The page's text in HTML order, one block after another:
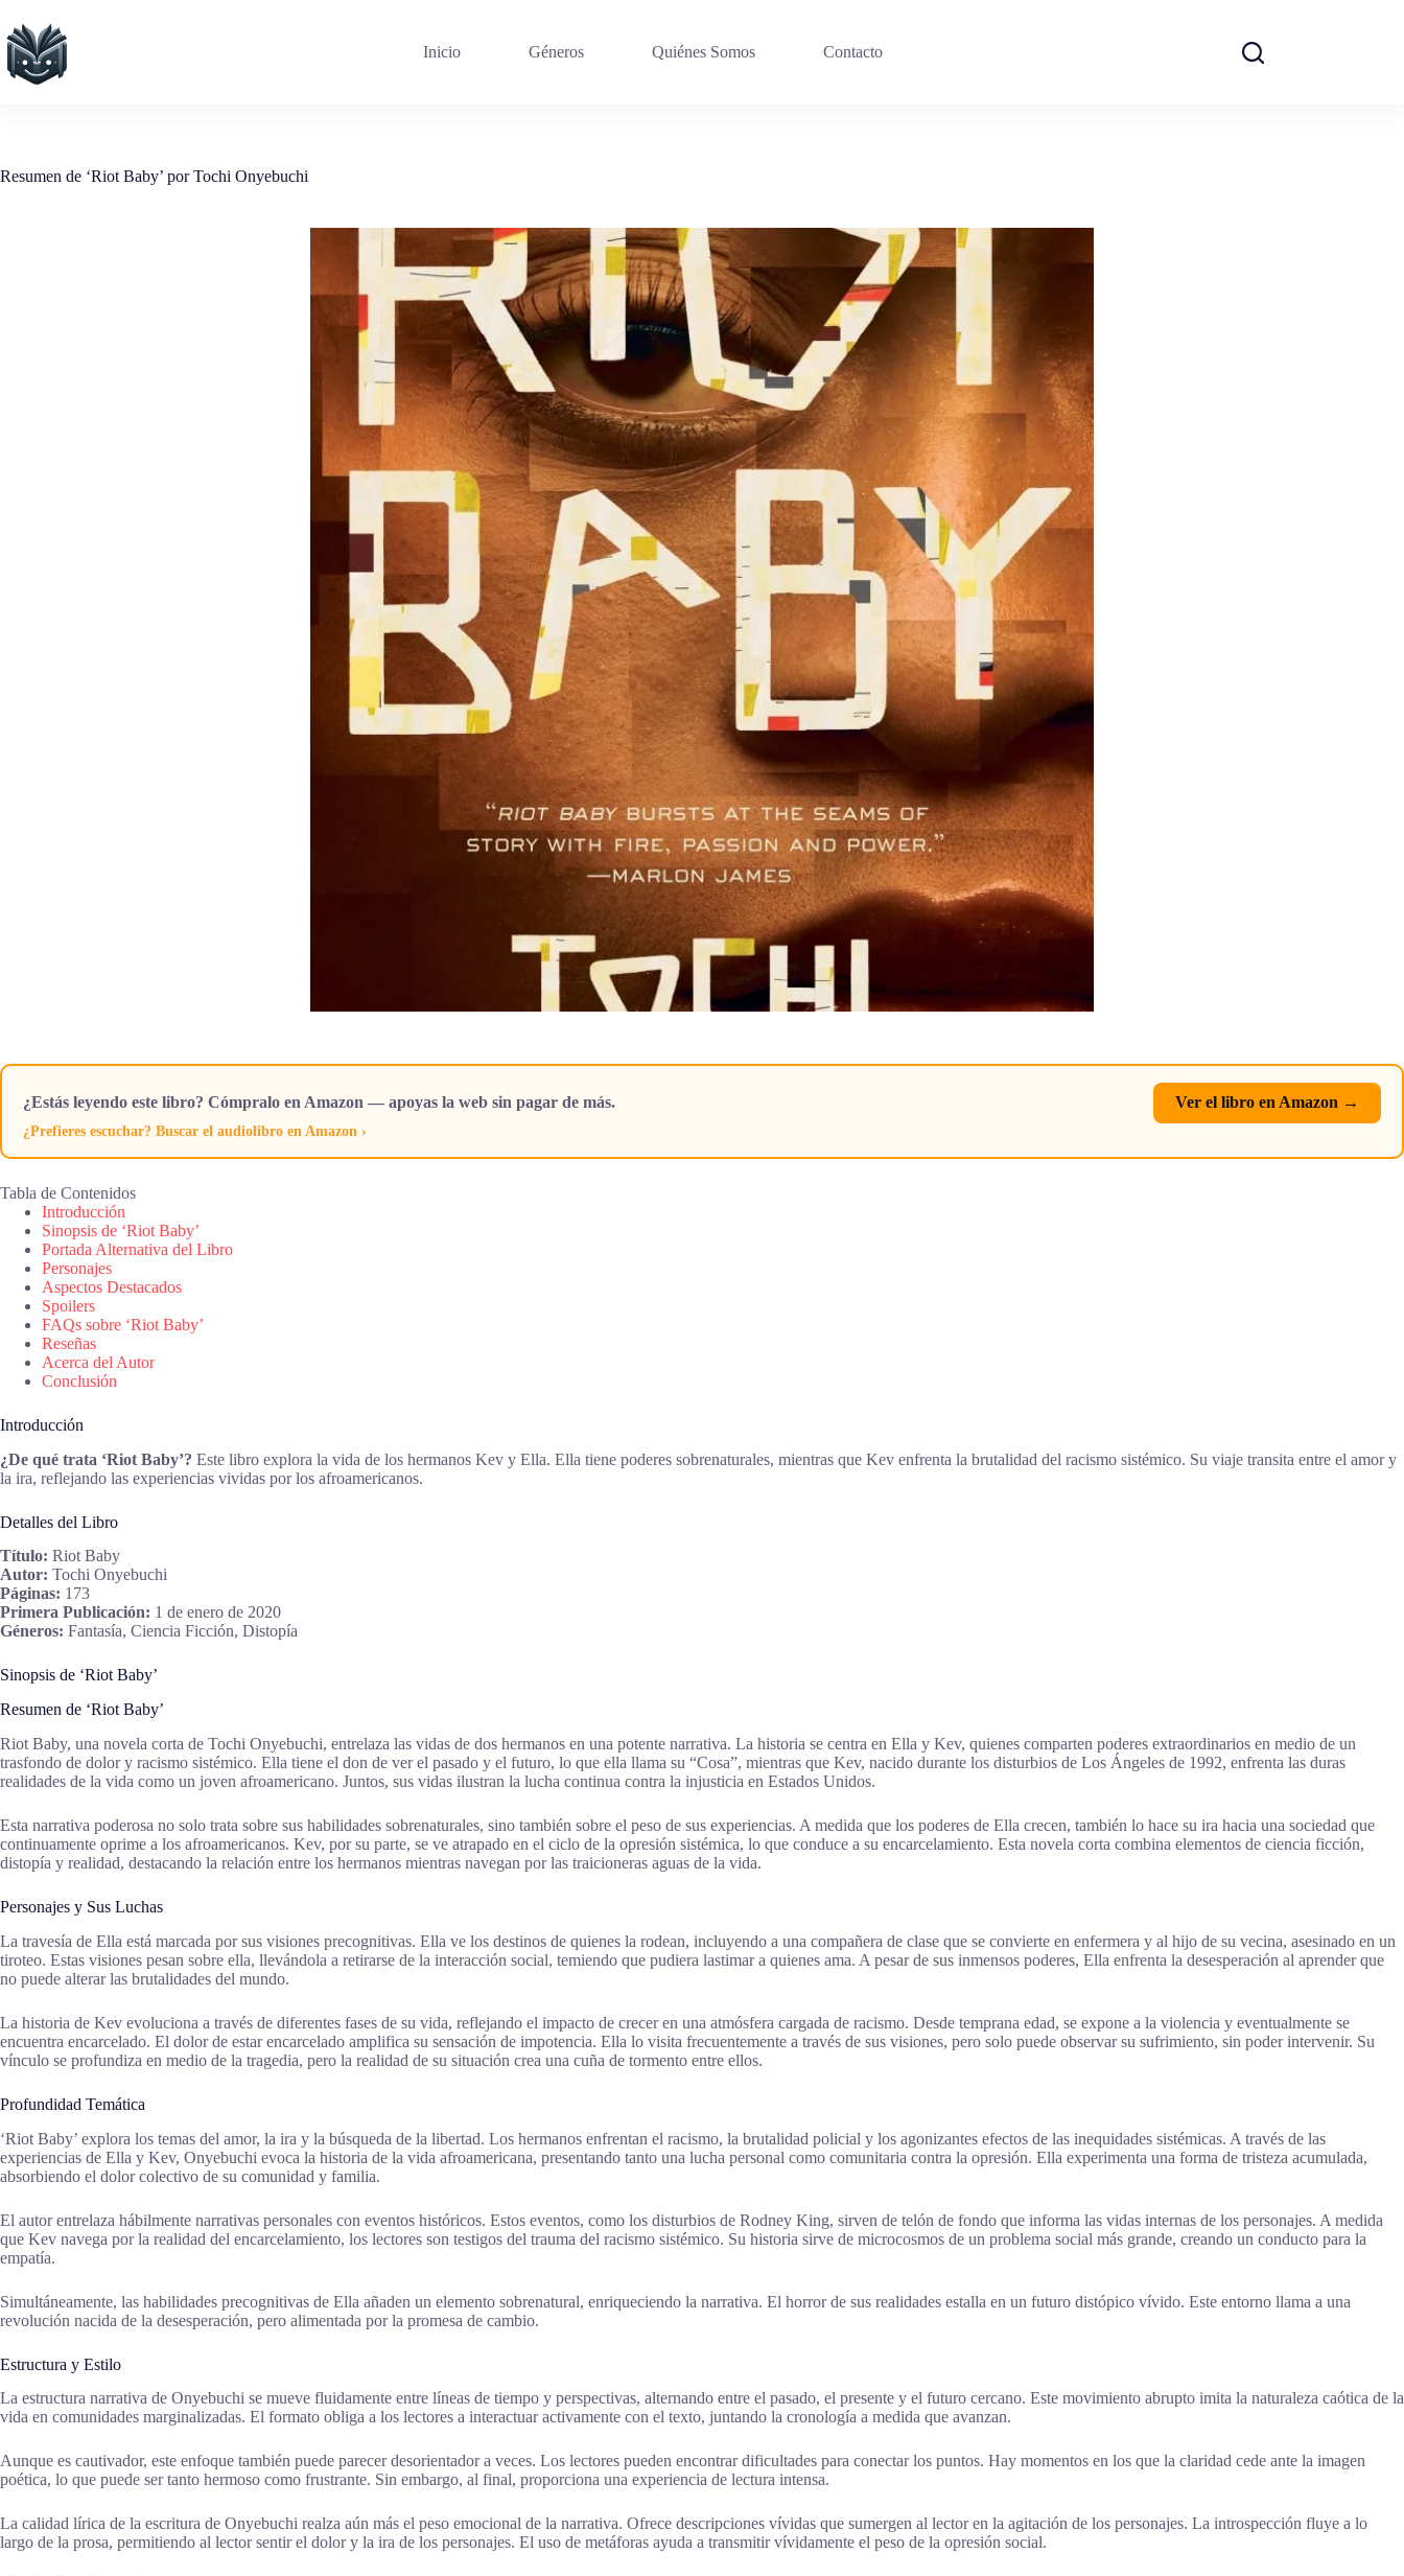
contenido
Inicio Géneros Quiénes Somos Contacto
Resumen de ‘Riot Baby’ por Tochi Onyebuchi
¿Estás leyendo este libro? Cómpralo en Amazon — apoyas la web sin pagar de más. Ver el libro en Amazon →
¿Prefieres escuchar? Buscar el audiolibro en Amazon ›
Tabla de Contenidos
Introducción
Sinopsis de ‘Riot Baby’
Portada Alternativa del Libro
Personajes
Aspectos Destacados
Spoilers
FAQs sobre ‘Riot Baby’
Reseñas
Acerca del Autor
Conclusión
Introducción
¿De qué trata ‘Riot Baby’? Este libro explora la vida de los hermanos Kev y Ella. Ella tiene poderes sobrenaturales, mientras que Kev enfrenta la brutalidad del racismo sistémico. Su viaje transita entre el amor y
la ira, reflejando las experiencias vividas por los afroamericanos.
Detalles del Libro
Título: Riot Baby
Autor: Tochi Onyebuchi
Páginas: 173
Primera Publicación: 1 de enero de 2020
Géneros: Fantasía, Ciencia Ficción, Distopía
Sinopsis de ‘Riot Baby’
Resumen de ‘Riot Baby’
Riot Baby, una novela corta de Tochi Onyebuchi, entrelaza las vidas de dos hermanos en una potente narrativa. La historia se centra en Ella y Kev, quienes comparten poderes extraordinarios en medio de un
trasfondo de dolor y racismo sistémico. Ella tiene el don de ver el pasado y el futuro, lo que ella llama su “Cosa”, mientras que Kev, nacido durante los disturbios de Los Ángeles de 1992, enfrenta las duras
realidades de la vida como un joven afroamericano. Juntos, sus vidas ilustran la lucha continua contra la injusticia en Estados Unidos.
Esta narrativa poderosa no solo trata sobre sus habilidades sobrenaturales, sino también sobre el peso de sus experiencias. A medida que los poderes de Ella crecen, también lo hace su ira hacia una sociedad que
continuamente oprime a los afroamericanos. Kev, por su parte, se ve atrapado en el ciclo de la opresión sistémica, lo que conduce a su encarcelamiento. Esta novela corta combina elementos de ciencia ficción,
distopía y realidad, destacando la relación entre los hermanos mientras navegan por las traicioneras aguas de la vida.
Personajes y Sus Luchas
La travesía de Ella está marcada por sus visiones precognitivas. Ella ve los destinos de quienes la rodean, incluyendo a una compañera de clase que se convierte en enfermera y al hijo de su vecina, asesinado en un
tiroteo. Estas visiones pesan sobre ella, llevándola a retirarse de la interacción social, temiendo que pudiera lastimar a quienes ama. A pesar de sus inmensos poderes, Ella enfrenta la desesperación al aprender que
no puede alterar las brutalidades del mundo.
La historia de Kev evoluciona a través de diferentes fases de su vida, reflejando el impacto de crecer en una atmósfera cargada de racismo. Desde temprana edad, se expone a la violencia y eventualmente se
encuentra encarcelado. El dolor de estar encarcelado amplifica su sensación de impotencia. Ella lo visita frecuentemente a través de sus visiones, pero solo puede observar su sufrimiento, sin poder intervenir. Su
vínculo se profundiza en medio de la tragedia, pero la realidad de su situación crea una cuña de tormento entre ellos.
Profundidad Temática
‘Riot Baby’ explora los temas del amor, la ira y la búsqueda de la libertad. Los hermanos enfrentan el racismo, la brutalidad policial y los agonizantes efectos de las inequidades sistémicas. A través de las
experiencias de Ella y Kev, Onyebuchi evoca la historia de la vida afroamericana, presentando tanto una lucha personal como comunitaria contra la opresión. Ella experimenta una forma de tristeza acumulada,
absorbiendo el dolor colectivo de su comunidad y familia.
El autor entrelaza hábilmente narrativas personales con eventos históricos. Estos eventos, como los disturbios de Rodney King, sirven de telón de fondo que informa las vidas internas de los personajes. A medida
que Kev navega por la realidad del encarcelamiento, los lectores son testigos del trauma del racismo sistémico. Su historia sirve de microcosmos de un problema social más grande, creando un conducto para la
empatía.
Simultáneamente, las habilidades precognitivas de Ella añaden un elemento sobrenatural, enriqueciendo la narrativa. El horror de sus realidades estalla en un futuro distópico vívido. Este entorno llama a una
revolución nacida de la desesperación, pero alimentada por la promesa de cambio.
Estructura y Estilo
La estructura narrativa de Onyebuchi se mueve fluidamente entre líneas de tiempo y perspectivas, alternando entre el pasado, el presente y el futuro cercano. Este movimiento abrupto imita la naturaleza caótica de la
vida en comunidades marginalizadas. El formato obliga a los lectores a interactuar activamente con el texto, juntando la cronología a medida que avanzan.
Aunque es cautivador, este enfoque también puede parecer desorientador a veces. Los lectores pueden encontrar dificultades para conectar los puntos. Hay momentos en los que la claridad cede ante la imagen
poética, lo que puede ser tanto hermoso como frustrante. Sin embargo, al final, proporciona una experiencia de lectura intensa.
La calidad lírica de la escritura de Onyebuchi realza aún más el peso emocional de la narrativa. Ofrece descripciones vívidas que sumergen al lector en la agitación de los personajes. La introspección fluye a lo
largo de la prosa, permitiendo al lector sentir el dolor y la ira de los personajes. El uso de metáforas ayuda a transmitir vívidamente el peso de la opresión social.